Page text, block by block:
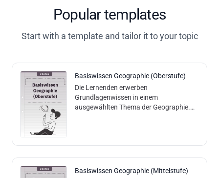
Popular templates
Start with a template and tailor it to your topic
Basiswissen Geographie (Oberstufe)
Die Lernenden erwerben
Grundlagenwissen in einem
ausgewählten Thema der Geographie.
Basiswissen Geographie (Mittelstufe)